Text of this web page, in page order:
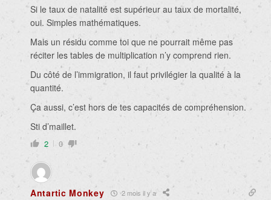
Si le taux de natalité est supérieur au taux de mortalité,
oui. Simples mathématiques.
Mais un résidu comme toi que ne pourrait même pas
réciter les tables de multiplication n’y comprend rien.
Du côté de l’immigration, il faut privilégier la qualité à la
quantité.
Ça aussi, c’est hors de tes capacités de compréhension.
Sti d’maillet.
2 0
Antartic Monkey 2 mois il y a